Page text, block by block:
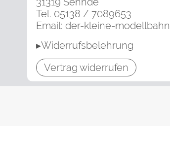
Tel. 05138 / 7089653
Email: der-kleine-
▸Widerrufsbelehrung
Vertrag widerrufen